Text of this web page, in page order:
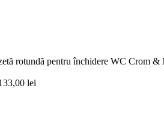
rotundă pentru închidere WC Crom &
lei